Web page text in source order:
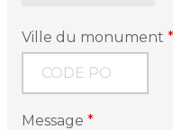
Ville du monument*
Message*